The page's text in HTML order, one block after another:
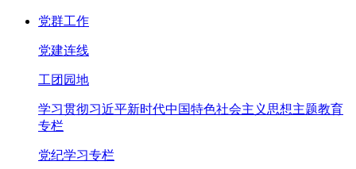
党群工作
党建连线
工团园地
学习贯彻习近平新时代中国特色社会主义思想主题教育
专栏
党纪学习专栏